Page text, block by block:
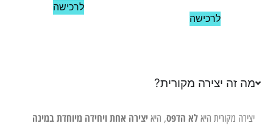
לרכישה
לרכישה
מה זה יצירה מקורית?
יצירה מקורית היא לא הדפס, היא יצירה אחת ויחידה מיוחדת במינה